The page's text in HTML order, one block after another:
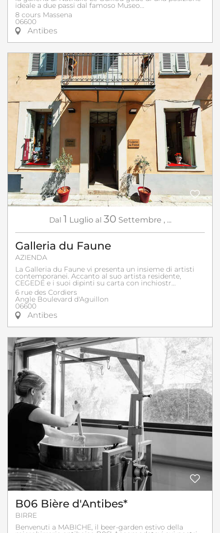
ideale a due passi dal famoso Museo...
8 cours Massena
06600
Antibes
Dal 1 Luglio al 30 Settembre , ...
Galleria du Faune
AZIENDA
La Galleria du Faune vi presenta un insieme di artisti
contemporanei. Accanto al suo artista residente,
CEGEDE e i suoi dipinti su carta con inchiostr...
6 rue des Cordiers
Angle Boulevard d'Aguillon
06600
Antibes
B06 Bière d'Antibes*
BIRRE
Benvenuti a MABICHE, il beer-garden estivo della